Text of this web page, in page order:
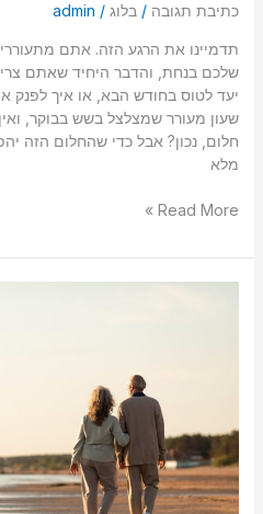
כתיבת תגובה / בלוג/
admin
תדמיינו את הרגע הזה. אתם
שלכם בנחת, והדבר היחיד שאתם
יעד לטוס בחודש הבא, או איך לפנק
שעון מעורר שמצלצל בשש בבוקר,
חלום, נכון? אבל כדי שהחלום הזה
מלא
Read More »
ביציאה
לפנסיה